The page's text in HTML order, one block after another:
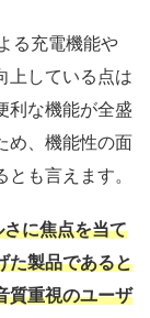
る充電機能や
上している点は
利な機能が全盛
め、機能性の面
も言えます。
に焦点を当て
た製品であると
質重視のユーザ